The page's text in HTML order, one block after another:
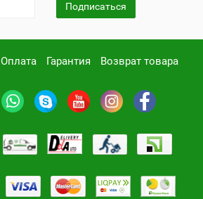
Подписаться
Оплата Гарантия Возврат товара